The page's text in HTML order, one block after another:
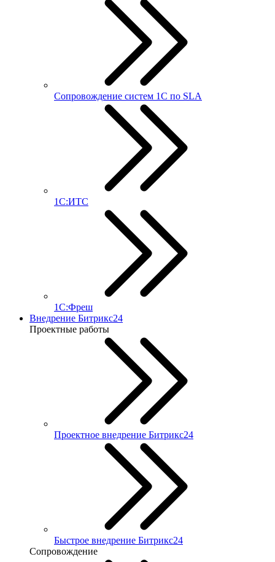
Сопровождение систем 1С по SLA
1С:ИТС
1С:Фреш
Внедрение Битрикс24
Проектные работы
Проектное внедрение Битрикс24
Быстрое внедрение Битрикс24
Сопровождение